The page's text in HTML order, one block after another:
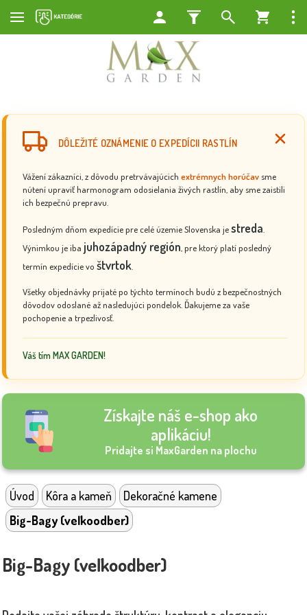
DÔLEŽITÉ OZNÁMENIE O EXPEDÍCII RASTLÍN
Vážení zákazníci, z dôvodu pretrvávajúcich extrémnych horúčav sme
nútení upraviť harmonogram odosielania živých rastlín, aby sme zaistili
ich bezpečnú prepravu.
Posledným dňom expedície pre celé územie Slovenska jestreda
Výnimkou je iba juhozápadný región , pre ktorý platí posledný
termín expedície vo štvrtok
Všetky objednávky prijaté po týchto termínoch budú z bezpečnostných
dôvodov odoslané až nasledujúci pondelok. Ďakujeme za vaše
pochopenie a trpezlivosť.
Váš tím MAX GARDEN!
Získajte náš e-shop ako
aplikáciu!
Pridajte si MaxGarden na plochu
Úvod Kôra a kameň
Dekoračné kamene
Big-Bagy (veľkoodber)
Big-Bagy (veľkoodber)